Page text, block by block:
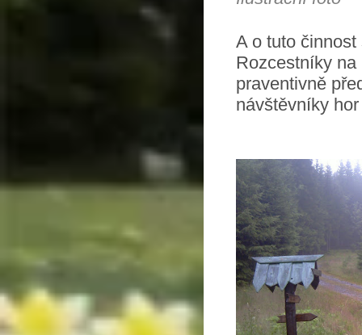
A o tuto
Rozcestníky
praventivně
návštěvníky